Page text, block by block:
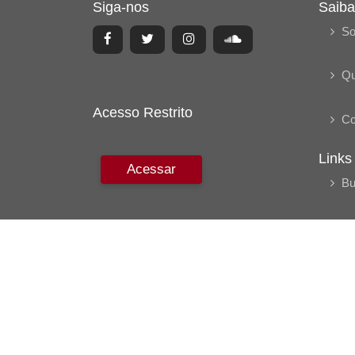
Siga-nos
Acesso Restrito
Acessar